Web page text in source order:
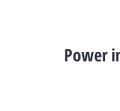
Power